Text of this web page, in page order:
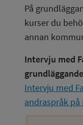
På
kurser du
annan
Intervju med
Intervju med
andraspråk